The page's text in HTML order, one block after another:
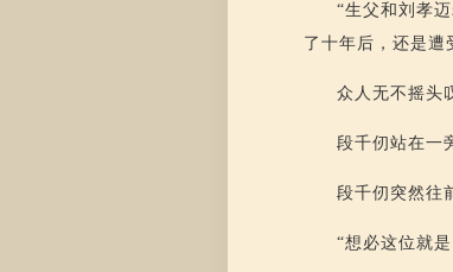
“生父和刘孝
了十年后，还是遭
众人无不摇头
段千仞站在一
段千仞突然往
“想必这位就